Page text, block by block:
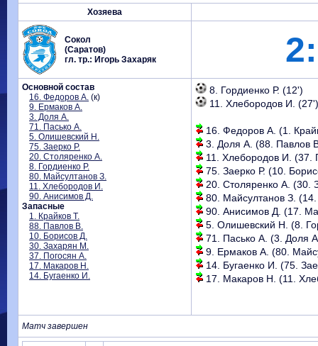
Хозяева
Сокол
(Саратов)
гл. тр.: Игорь Захаряк
Основной состав
16. Федоров А. (к)
9. Ермаков А.
3. Доля А.
71. Пасько А.
5. Олишевский Н.
75. Заерко Р.
20. Столяренко А.
8. Гордиенко Р.
80. Майсултанов З.
11. Хлебородов И.
90. Анисимов Д.
Запасные
1. Крайков Т.
88. Павлов В.
10. Борисов Д.
30. Захарян М.
37. Погосян А.
17. Макаров Н.
14. Бугаенко И.
8. Гордиенко Р. (12')
11. Хлебородов И. (27')
16. Федоров А. (1.
3. Доля А. (88. Павлов
11. Хлебородов И. (37.
75. Заерко Р. (10.
20. Столяренко А. (30.
80. Майсултанов З.
90. Анисимов Д. (17.
5. Олишевский Н. (8.
71. Пасько А. (3. Доля
9. Ермаков А. (80.
14. Бугаенко И. (75.
17. Макаров Н. (11.
Матч завершен